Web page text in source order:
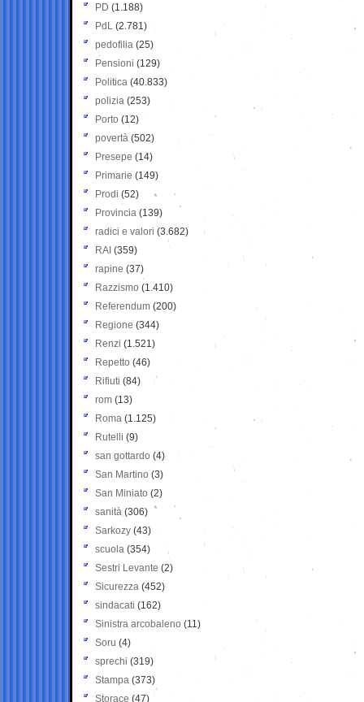
PD (1.188)
PdL (2.781)
pedofilia (25)
Pensioni (129)
Politica (40.833)
polizia (253)
Porto (12)
povertà (502)
Presepe (14)
Primarie (149)
Prodi (52)
Provincia (139)
radici e valori (3.682)
RAI (359)
rapine (37)
Razzismo (1.410)
Referendum (200)
Regione (344)
Renzi (1.521)
Repetto (46)
Rifiuti (84)
rom (13)
Roma (1.125)
Rutelli (9)
san gottardo (4)
San Martino (3)
San Miniato (2)
sanità (306)
Sarkozy (43)
scuola (354)
Sestri Levante (2)
Sicurezza (452)
sindacati (162)
Sinistra arcobaleno (11)
Soru (4)
sprechi (319)
Stampa (373)
Storace (47)